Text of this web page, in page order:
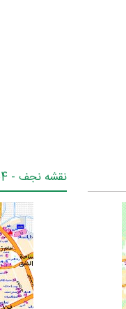
نقشه نجف - 1404